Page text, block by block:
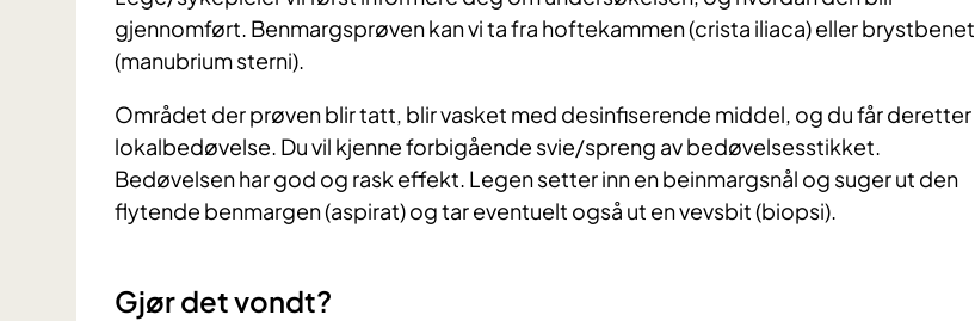
gjennomført. Benmargsprøven kan vi ta fra hoftekammen (crista iliaca) eller brystbenet
(manubrium sterni).
Området der prøven blir tatt, blir vasket med desinfiserende middel, og du får deretter
lokalbedøvelse. Du vil kjenne forbigående svie/spreng av bedøvelsesstikket.
Bedøvelsen har god og rask effekt. Legen setter inn en beinmargsnål og suger ut den
flytende benmargen (aspirat) og tar eventuelt også ut en vevsbit (biopsi).
Gjør det vondt?